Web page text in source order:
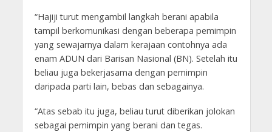
“Hajiji turut mengambil langkah berani apabila
tampil berkomunikasi dengan beberapa pemimpin
yang sewajarnya dalam kerajaan contohnya ada
enam ADUN dari Barisan Nasional (BN). Setelah itu
beliau juga bekerjasama dengan pemimpin
daripada parti lain, bebas dan sebagainya.
“Atas sebab itu juga, beliau turut diberikan jolokan
sebagai pemimpin yang berani dan tegas.